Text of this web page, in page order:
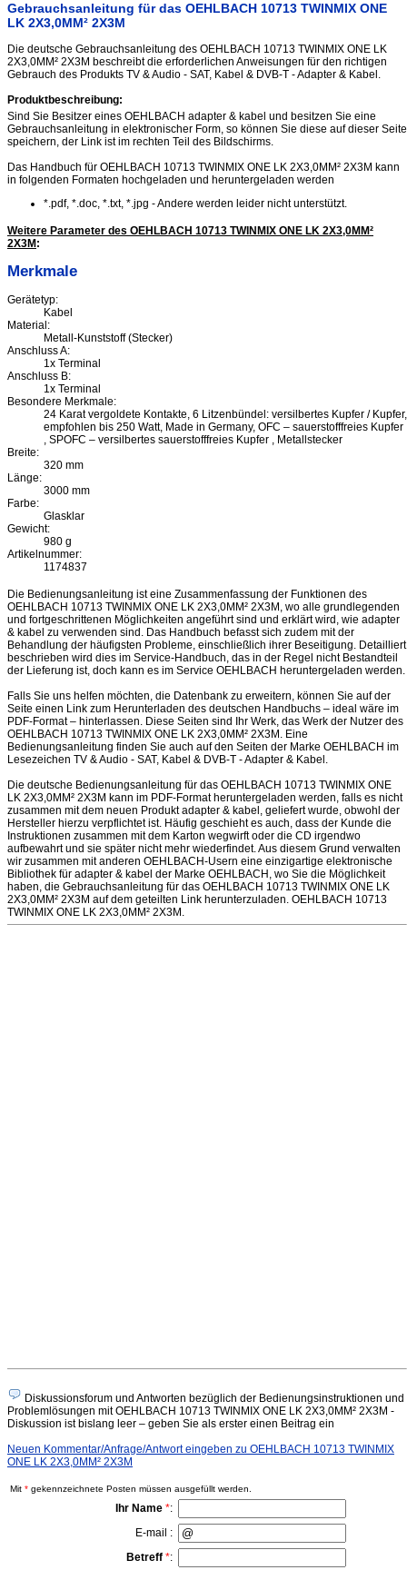
Gebrauchsanleitung für das OEHLBACH 10713 TWINMIX ONE
LK 2X3,0MM² 2X3M
Die deutsche Gebrauchsanleitung des OEHLBACH 10713 TWINMIX ONE LK
2X3,0MM² 2X3M beschreibt die erforderlichen Anweisungen für den richtigen
Gebrauch des Produkts TV & Audio - SAT, Kabel & DVB-T - Adapter & Kabel.
Produktbeschreibung:
Sind Sie Besitzer eines OEHLBACH adapter & kabel und besitzen Sie eine
Gebrauchsanleitung in elektronischer Form, so können Sie diese auf dieser Seite
speichern, der Link ist im rechten Teil des Bildschirms.
Das Handbuch für OEHLBACH 10713 TWINMIX ONE LK 2X3,0MM² 2X3M kann
in folgenden Formaten hochgeladen und heruntergeladen werden
*.pdf, *.doc, *.txt, *.jpg - Andere werden leider nicht unterstützt.
Weitere Parameter des OEHLBACH 10713 TWINMIX ONE LK 2X3,0MM²
2X3M :
Merkmale
Gerätetyp:
Kabel
Material:
Metall-Kunststoff (Stecker)
Anschluss A:
1x Terminal
Anschluss B:
1x Terminal
Besondere Merkmale:
24 Karat vergoldete Kontakte, 6 Litzenbündel: versilbertes Kupfer / Kupfer,
empfohlen bis 250 Watt, Made in Germany, OFC – sauerstofffreies Kupfer
, SPOFC – versilbertes sauerstofffreies Kupfer , Metallstecker
Breite:
320 mm
Länge:
3000 mm
Farbe:
Glasklar
Gewicht:
980 g
Artikelnummer:
1174837
Die Bedienungsanleitung ist eine Zusammenfassung der Funktionen des
OEHLBACH 10713 TWINMIX ONE LK 2X3,0MM² 2X3M, wo alle grundlegenden
und fortgeschrittenen Möglichkeiten angeführt sind und erklärt wird, wie adapter
& kabel zu verwenden sind. Das Handbuch befasst sich zudem mit der
Behandlung der häufigsten Probleme, einschließlich ihrer Beseitigung. Detailliert
beschrieben wird dies im Service-Handbuch, das in der Regel nicht Bestandteil
der Lieferung ist, doch kann es im Service OEHLBACH heruntergeladen werden.
Falls Sie uns helfen möchten, die Datenbank zu erweitern, können Sie auf der
Seite einen Link zum Herunterladen des deutschen Handbuchs – ideal wäre im
PDF-Format – hinterlassen. Diese Seiten sind Ihr Werk, das Werk der Nutzer des
OEHLBACH 10713 TWINMIX ONE LK 2X3,0MM² 2X3M. Eine
Bedienungsanleitung finden Sie auch auf den Seiten der Marke OEHLBACH im
Lesezeichen TV & Audio - SAT, Kabel & DVB-T - Adapter & Kabel.
Die deutsche Bedienungsanleitung für das OEHLBACH 10713 TWINMIX ONE
LK 2X3,0MM² 2X3M kann im PDF-Format heruntergeladen werden, falls es nicht
zusammen mit dem neuen Produkt adapter & kabel, geliefert wurde, obwohl der
Hersteller hierzu verpflichtet ist. Häufig geschieht es auch, dass der Kunde die
Instruktionen zusammen mit dem Karton wegwirft oder die CD irgendwo
aufbewahrt und sie später nicht mehr wiederfindet. Aus diesem Grund verwalten
wir zusammen mit anderen OEHLBACH-Usern eine einzigartige elektronische
Bibliothek für adapter & kabel der Marke OEHLBACH, wo Sie die Möglichkeit
haben, die Gebrauchsanleitung für das OEHLBACH 10713 TWINMIX ONE LK
2X3,0MM² 2X3M auf dem geteilten Link herunterzuladen. OEHLBACH 10713
TWINMIX ONE LK 2X3,0MM² 2X3M.
Diskussionsforum und Antworten bezüglich der Bedienungsinstruktionen und
Problemlösungen mit OEHLBACH 10713 TWINMIX ONE LK 2X3,0MM² 2X3M -
Diskussion ist bislang leer – geben Sie als erster einen Beitrag ein
Neuen Kommentar/Anfrage/Antwort eingeben zu OEHLBACH 10713 TWINMIX
ONE LK 2X3,0MM² 2X3M
Mit * gekennzeichnete Posten müssen ausgefüllt werden.
Ihr Name *:
E-mail :
Betreff *: